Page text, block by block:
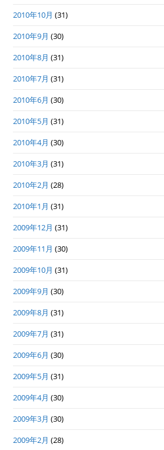
2010年10月 (31)
2010年9月 (30)
2010年8月 (31)
2010年7月 (31)
2010年6月 (30)
2010年5月 (31)
2010年4月 (30)
2010年3月 (31)
2010年2月 (28)
2010年1月 (31)
2009年12月 (31)
2009年11月 (30)
2009年10月 (31)
2009年9月 (30)
2009年8月 (31)
2009年7月 (31)
2009年6月 (30)
2009年5月 (31)
2009年4月 (30)
2009年3月 (30)
2009年2月 (28)